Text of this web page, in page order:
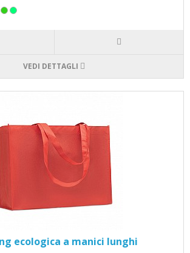
VEDI DETTAGLI
ecologica a manici lunghi